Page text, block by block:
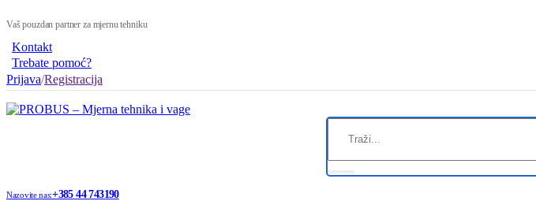
Vaš pouzdan partner za mjernu tehniku
Kontakt
Trebate pomoć?
Prijava/Registracija
Nazovite nas:+385 44 743190